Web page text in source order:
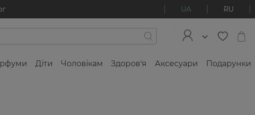
UA RU
Діти Чоловікам Здоров'я Аксесуари Подарунки